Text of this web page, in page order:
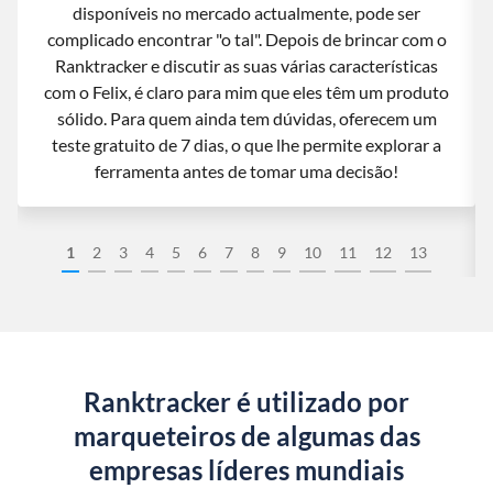
1 2 3 4 5 6 7 8 9 10 11 12 13
disponíveis no mercado actualmente, pode ser
complicado encontrar "o tal". Depois de brincar com o
Ranktracker e discutir as suas várias características
com o Felix, é claro para mim que eles têm um produto
sólido. Para quem ainda tem dúvidas, oferecem um
teste gratuito de 7 dias, o que lhe permite explorar a
ferramenta antes de tomar uma decisão!
Ranktracker é utilizado por
marqueteiros de algumas das
empresas líderes mundiais